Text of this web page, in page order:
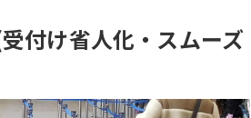
付け省人化・スムーズ